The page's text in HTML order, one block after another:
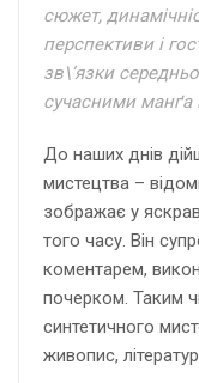
сюжет,
перспективи і
зв\’язки
сучасними манґа
До наших днів
мистецтва –
зображає у
того часу. Він
коментарем,
почерком. Таким
синтетичного
живопис,